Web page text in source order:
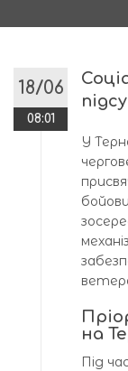
content
18/06
08:01
У
на
Під